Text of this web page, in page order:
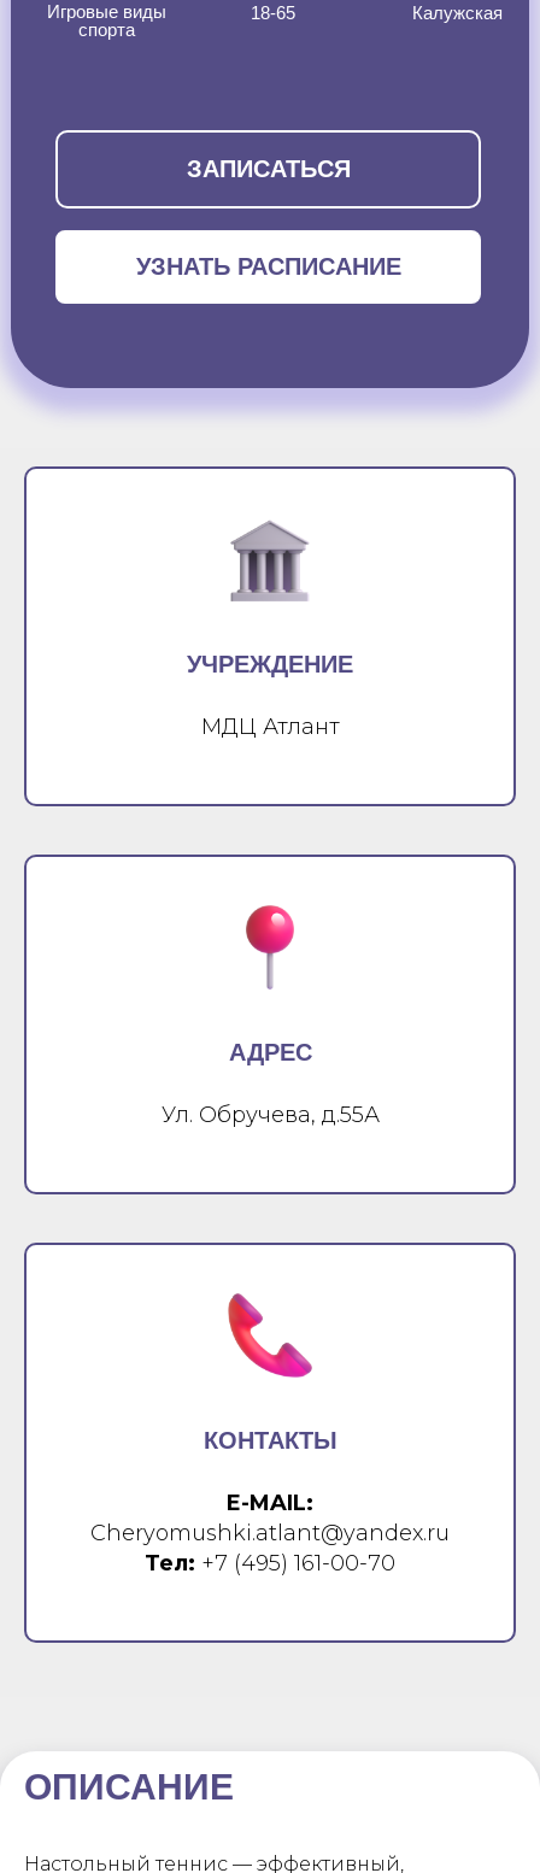
Игровые виды
спорта
18-65 Калужская
УЗНАТЬ РАСПИСАНИЕ
ЗАПИСАТЬСЯ
УЧРЕЖДЕНИЕ
МДЦ Атлант
АДРЕС
Ул. Обручева, д.55А
КОНТАКТЫ
E-MAIL:
Cheryomushki.atlant@yandex.ru
Тел: +7 (495) 161-00-70
ОПИСАНИЕ
Настольный теннис — эффективный,